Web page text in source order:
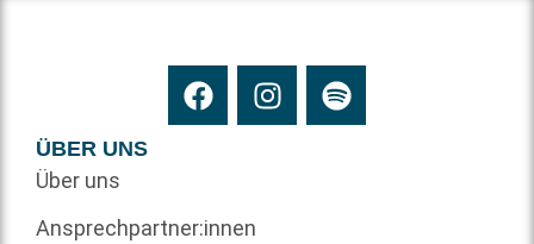
ÜBER UNS
Über uns
Ansprechpartner:innen